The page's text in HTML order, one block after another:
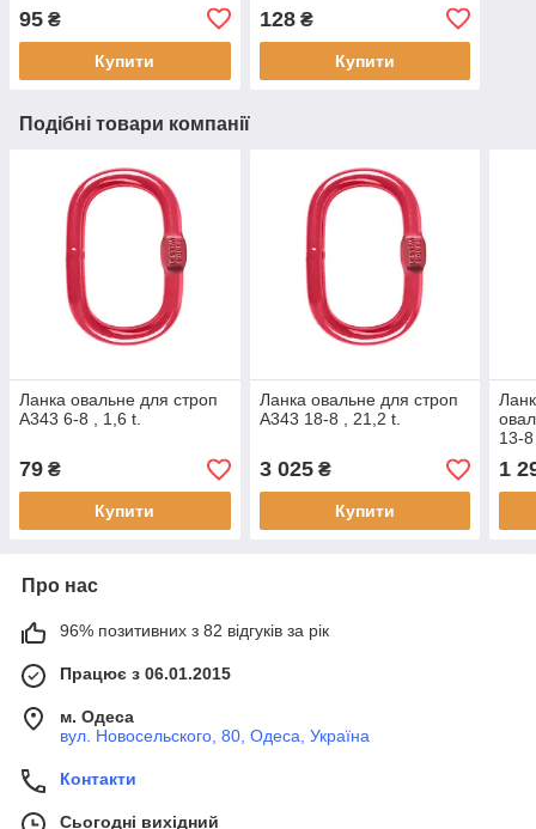
95 ₴
Купити
128₴
Купити
Подібні товари компанії
Ланка овальне для строп
А343 6-8 , 1,6 t.
79 ₴
Купити
Ланка овальне для строп
А343 18-8 , 21,2 t.
3 025₴
Купити
13-
1
Про нас
96% позитивних з 82 відгуків за рік
Працює з 06.01.2015
м. Одеса
вул. Новосельского, 80, Одеса, Україна
Контакти
Сьогодні вихідний